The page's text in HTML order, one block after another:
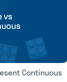
Continuous